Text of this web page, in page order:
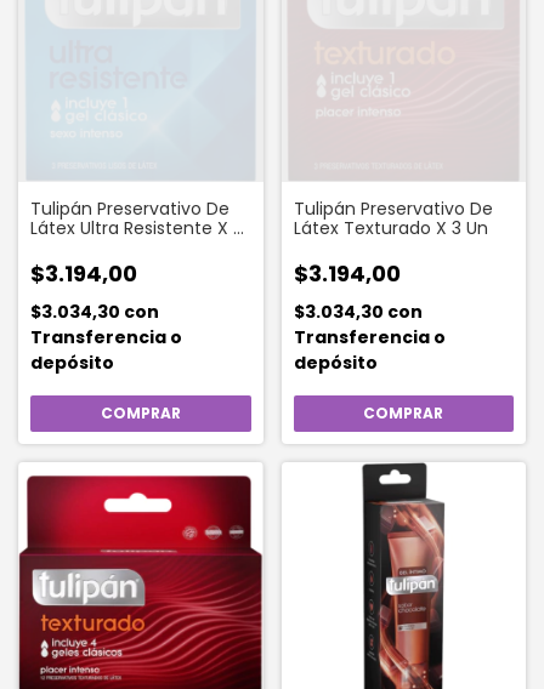
Tulipán Preservativo De
Látex Ultra Resistente X 3
$3.194,00
$3.034,30 con
Transferencia o
depósito
Tulipán Preservativo De
Látex Texturado X 3 Un
$3.194,00
$3.034,30 con
Transferencia o
depósito